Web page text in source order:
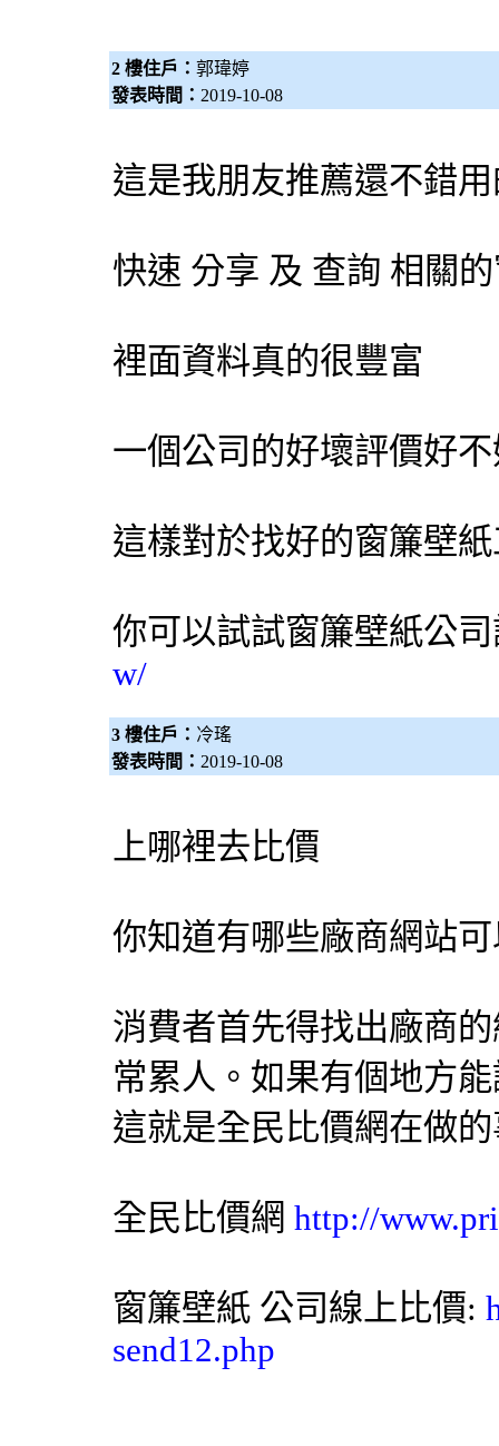
2 樓住戶： 郭瑋婷
發表時間： 2019-10-08
這是我朋友推薦還不錯
快速 分享 及 查詢 相關
裡面資料真的很豐富
一個公司的好壞評價好
這樣對於找好的窗簾壁
你可以試試窗簾壁紙公
w/
3 樓住戶： 冷瑤
發表時間： 2019-10-08
上哪裡去比價
你知道有哪些廠商網站
消費者首先得找出廠商
常累人。如果有個地方
這就是全民比價網在做
全民比價網 http://
窗簾壁紙 公司線上比價:
send12.php